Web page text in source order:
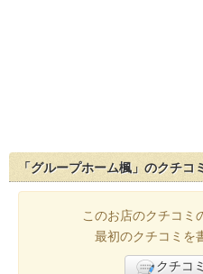
「グループホーム楓」のクチコ
このお店のクチコミ
最初のクチコミを
クチコ